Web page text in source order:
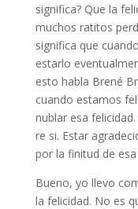
significa? Que la
muchos ratitos
significa que
estarlo
esto habla Brené
cuando estamos
nublar esa
re si. Estar
por la finitud de
Bueno, yo llevo
la felicidad. No es